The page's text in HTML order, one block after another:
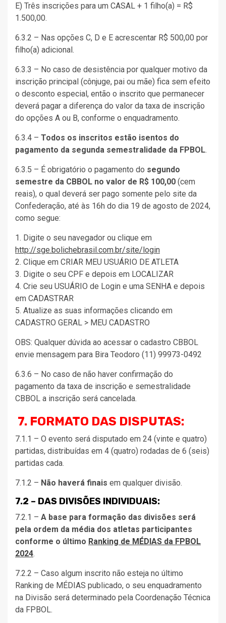
E) Três inscrições para um CASAL + 1 filho(a) = R$
1.500,00.
6.3.2 – Nas opções C, D e E acrescentar R$ 500,00 por
filho(a) adicional.
6.3.3 – No caso de desistência por qualquer motivo da
inscrição principal (cônjuge, pai ou mãe) fica sem efeito
o desconto especial, então o inscrito que permanecer
deverá pagar a diferença do valor da taxa de inscrição
do opções A ou B, conforme o enquadramento.
6.3.4 – Todos os inscritos estão isentos do
pagamento da segunda semestralidade da FPBOL.
6.3.5 – É obrigatório o pagamento do segundo
semestre da CBBOL no valor de R$ 100,00 (cem
reais), o qual deverá ser pago somente pelo site da
Confederação, até às 16h do dia 19 de agosto de 2024,
como segue:
1. Digite o seu navegador ou clique em
http://sge.bolichebrasil.com.br/site/login
2. Clique em CRIAR MEU USUÁRIO DE ATLETA
3. Digite o seu CPF e depois em LOCALIZAR
4. Crie seu USUÁRIO de Login e uma SENHA e depois
em CADASTRAR
5. Atualize as suas informações clicando em
CADASTRO GERAL > MEU CADASTRO
OBS: Qualquer dúvida ao acessar o cadastro CBBOL
envie mensagem para Bira Teodoro (11) 99973-0492
6.3.6 – No caso de não haver confirmação do
pagamento da taxa de inscrição e semestralidade
CBBOL a inscrição será cancelada.
7. FORMATO DAS DISPUTAS:
7.1.1 – O evento será disputado em 24 (vinte e quatro)
partidas, distribuídas em 4 (quatro) rodadas de 6 (seis)
partidas cada.
7.1.2 – Não haverá finais em qualquer divisão.
7.2 – DAS DIVISÕES INDIVIDUAIS:
7.2.1 – A base para formação das divisões será
pela ordem da média dos atletas participantes
conforme o último Ranking de MÉDIAS da FPBOL
2024.
7.2.2 – Caso algum inscrito não esteja no último
Ranking de MÉDIAS publicado, o seu enquadramento
na Divisão será determinado pela Coordenação Técnica
da FPBOL.